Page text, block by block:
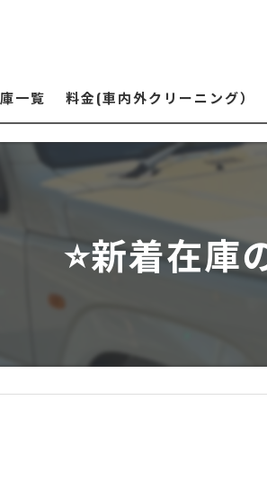
一覧 料金(車内外クリーニング）
⭐️新着在庫